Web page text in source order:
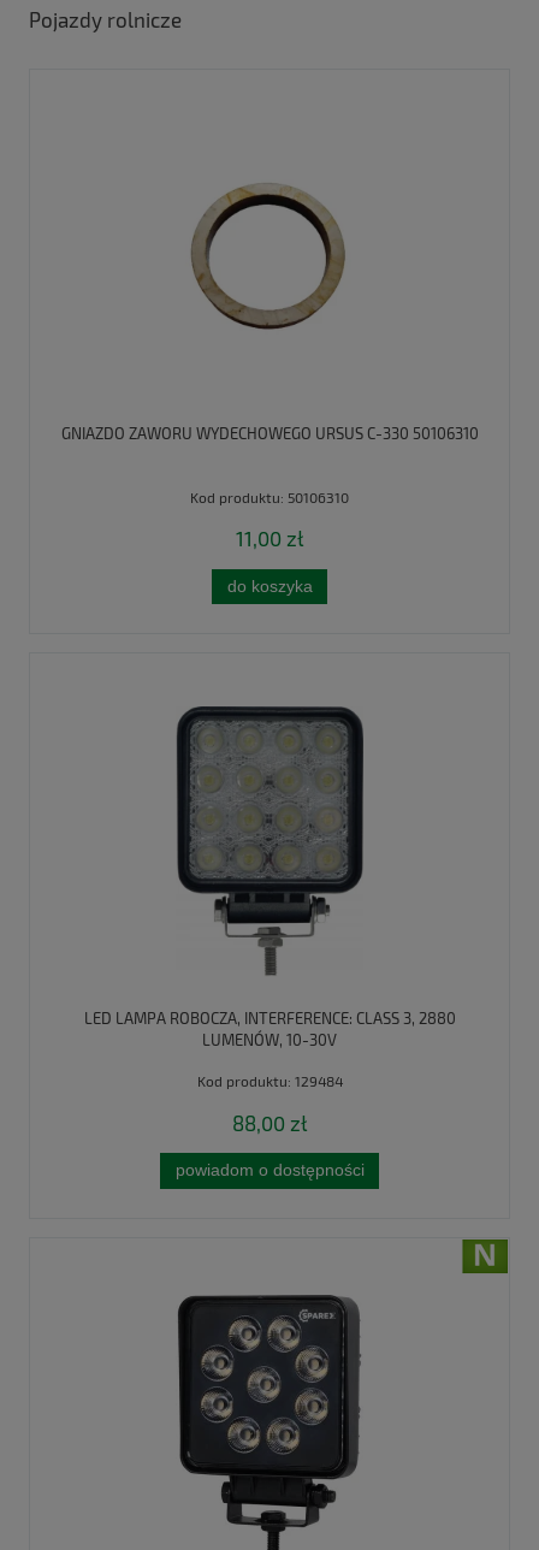
Pojazdy rolnicze
GNIAZDO ZAWORU WYDECHOWEGO URSUS C-330 50106310
Kod produktu: 50106310
11,00 zł
do koszyka
LED LAMPA ROBOCZA, INTERFERENCE: CLASS 3, 2880
LUMENÓW, 10-30V
Kod produktu: 129484
88,00 zł
powiadom o dostępności